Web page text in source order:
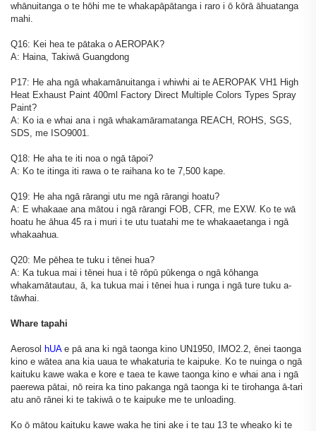
whānuitanga o te hōhi me te whakapāpātanga i raro i ō kōrā āhuatanga
mahi.
Q16: Kei hea te pātaka o AEROPAK?
A: Haina, Takiwā Guangdong
P17: He aha ngā whakamānuitanga i whiwhi ai te AEROPAK VH1 High
Heat Exhaust Paint 400ml Factory Direct Multiple Colors Types Spray
Paint?
A: Ko ia e whai ana i ngā whakamāramatanga REACH, ROHS, SGS,
SDS, me ISO9001.
Q18: He aha te iti noa o ngā tāpoi?
A: Ko te itinga iti rawa o te raihana ko te 7,500 kape.
Q19: He aha ngā rārangi utu me ngā rārangi hoatu?
A: E whakaae ana mātou i ngā rārangi FOB, CFR, me EXW. Ko te wā
hoatu he āhua 45 ra i muri i te utu tuatahi me te whakaaetanga i ngā
whakaahua.
Q20: Me pēhea te tuku i tēnei hua?
A: Ka tukua mai i tēnei hua i tē rōpū pūkenga o ngā kōhanga
whakamātautau, ā, ka tukua mai i tēnei hua i runga i ngā ture tuku a-
tāwhai.
Whare tapahi
Aerosol hUA e pā ana ki ngā taonga kino UN1950, IMO2.2, ēnei taonga
kino e wātea ana kia uaua te whakaturia te kaipuke. Ko te nuinga o ngā
kaituku kawe waka e kore e taea te kawe taonga kino e whai ana i ngā
paerewa pātai, nō reira ka tino pakanga ngā taonga ki te tirohanga ā-tari
atu anō rānei ki te takiwā o te kaipuke me te unloading.
Ko ō mātou kaituku kawe waka he tini ake i te tau 13 te wheako ki te